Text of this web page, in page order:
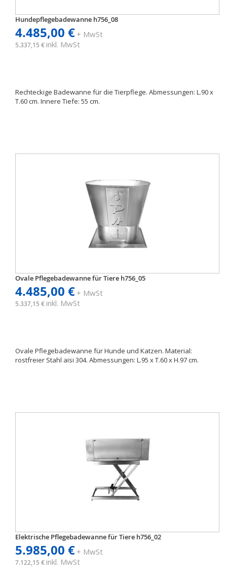
Hundepflegebadewanne h756_08
4.485,00 €+ MwSt
5.337,15 € inkl. MwSt
Rechteckige Badewanne für die Tierpflege. Abmessungen: L.90 x
T.60 cm. Innere Tiefe: 55 cm.
Ovale Pflegebadewanne für Tiere h756_05
4.485,00 €+ MwSt
5.337,15 € inkl. MwSt
Ovale Pflegebadewanne für Hunde und Katzen. Material:
rostfreier Stahl aisi 304. Abmessungen: L.95 x T.60 x H.97 cm.
Elektrische Pflegebadewanne für Tiere h756_02
5.985,00 €+ MwSt
7.122,15 € inkl. MwSt